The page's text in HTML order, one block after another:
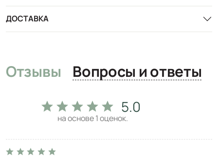
ДОСТАВКА
Отзывы Вопросы и ответы
5.0
на основе1оценок.